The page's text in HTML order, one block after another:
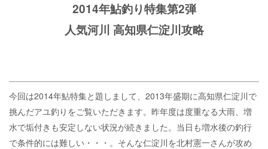
2014年鮎釣り特集第2弾
人気河川 高知県仁淀川攻略
今回は2014年鮎特集と題しまして、2013年盛期に高知県仁淀川で
挑んだアユ釣りをご覧いただきます。昨年度は度重なる大雨、増
水で垢付きも安定しない状況が続きました。当日も増水後の釣行
で条件的には難しい・・・。そんな仁淀川を北村憲一さんが攻め